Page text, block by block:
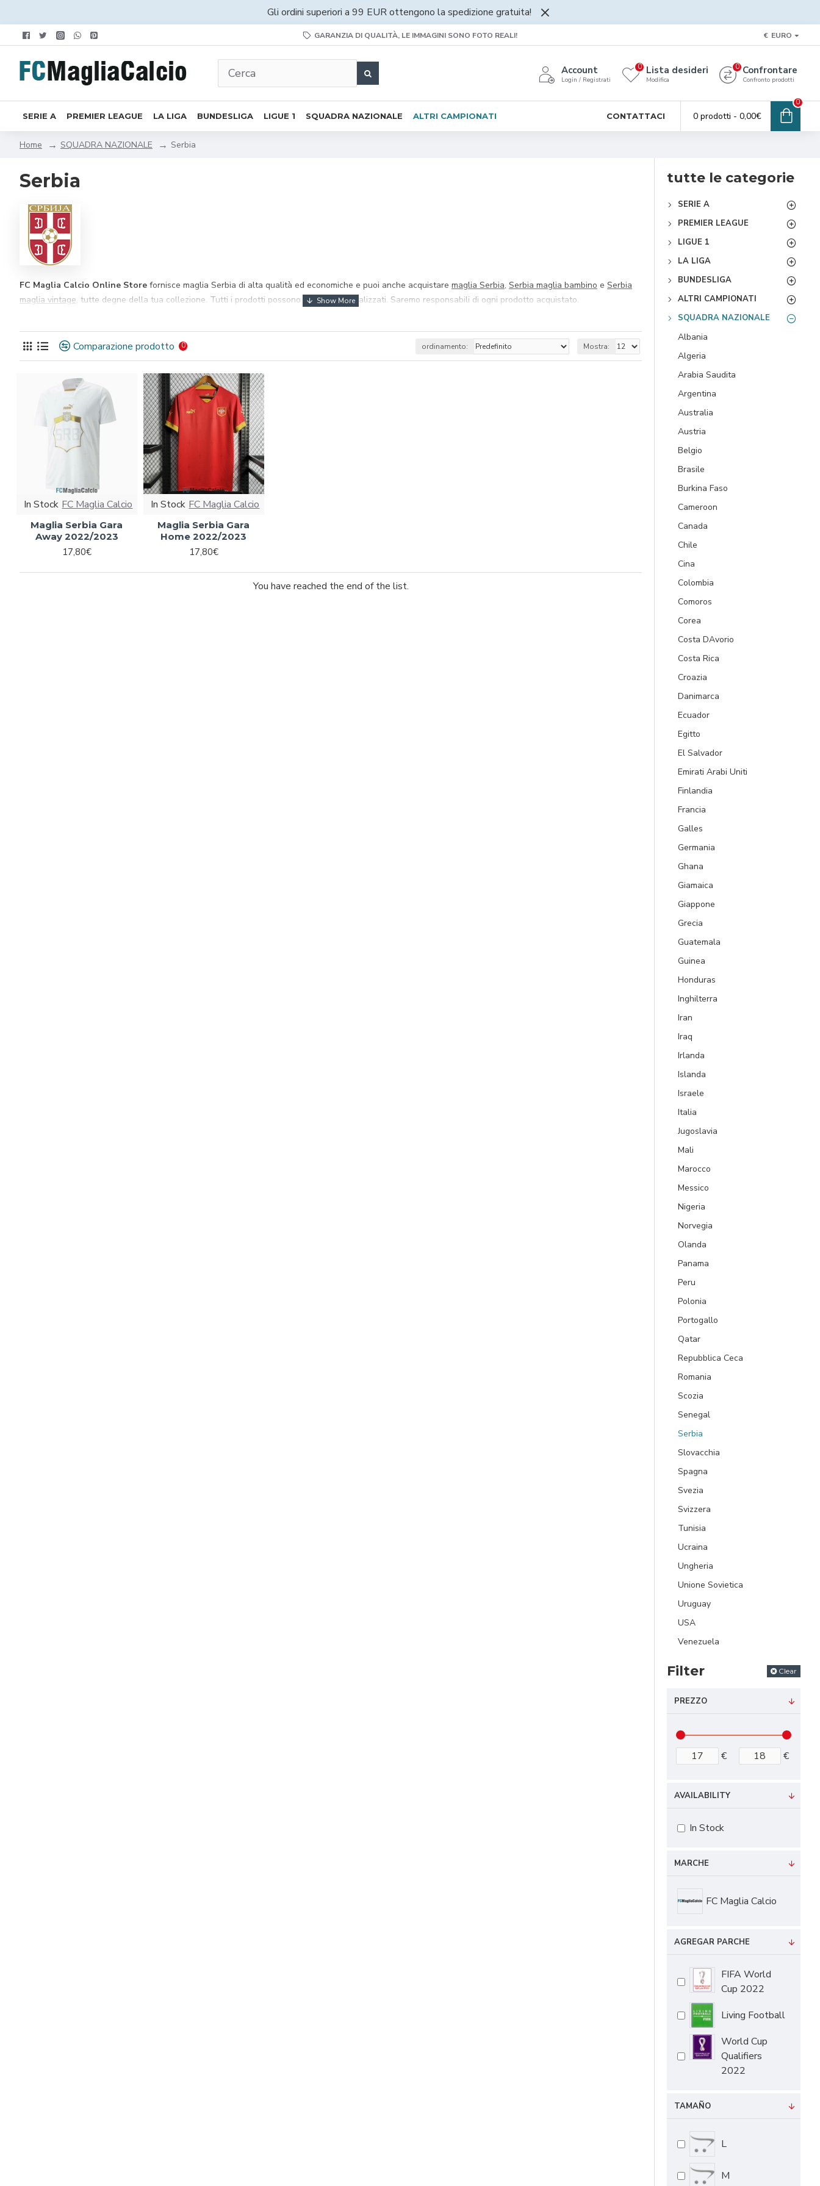
Gli ordini superiori a 99 EUR ottengono la spedizione gratuita!
GARANZIA DI QUALITÀ, LE IMMAGINI SONO FOTO REALI! € EURO
Account
Login / Registrati
Lista desideri
Modifica
0 Confrontare
Confronto prodotti
0
SERIE A PREMIER LEAGUE LA LIGA BUNDESLIGA LIGUE 1 SQUADRA NAZIONALE ALTRI CAMPIONATI CONTATTACI 0 prodotti - 0,00€
0
Home SQUADRA NAZIONALE Serbia
Serbia
FC Maglia Calcio Online Store fornisce maglia Serbia ​​di alta qualità ed economiche e puoi anche acquistare maglia Serbia, Serbia maglia bambino e Serbia
maglia vintage, tutte degne della tua collezione. Tutti i prodotti possono essere personalizzati. Saremo responsabili di ogni prodotto acquistato.
Comparazione prodotto 0 ordinamento: Mostra:
In Stock FC Maglia Calcio
Maglia Serbia Gara
Away 2022/2023
17,80€
In Stock FC Maglia Calcio
Maglia Serbia Gara
Home 2022/2023
17,80€
You have reached the end of the list.
tutte le categorie
SERIE A
PREMIER LEAGUE
LIGUE 1
LA LIGA
BUNDESLIGA
ALTRI CAMPIONATI
SQUADRA NAZIONALE
Albania
Algeria
Arabia Saudita
Argentina
Australia
Austria
Belgio
Brasile
Burkina Faso
Cameroon
Canada
Chile
Cina
Colombia
Comoros
Corea
Costa DAvorio
Costa Rica
Croazia
Danimarca
Ecuador
Egitto
El Salvador
Emirati Arabi Uniti
Finlandia
Francia
Galles
Germania
Ghana
Giamaica
Giappone
Grecia
Guatemala
Guinea
Honduras
Inghilterra
Iran
Iraq
Irlanda
Islanda
Israele
Italia
Jugoslavia
Mali
Marocco
Messico
Nigeria
Norvegia
Olanda
Panama
Peru
Polonia
Portogallo
Qatar
Repubblica Ceca
Romania
Scozia
Senegal
Serbia
Slovacchia
Spagna
Svezia
Svizzera
Tunisia
Ucraina
Ungheria
Unione Sovietica
Uruguay
USA
Venezuela
Filter Clear
PREZZO
€ €
MARCHE
FC Maglia Calcio
AGREGAR PARCHE
FIFA World
Cup 2022
Living Football
World Cup
Qualifiers
2022
TAMAÑO
L
M
AVAILABILITY
In Stock